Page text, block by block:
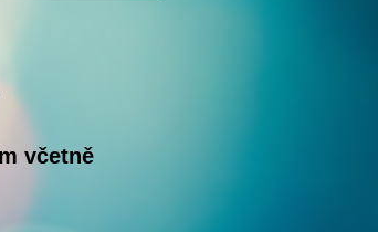
včetně